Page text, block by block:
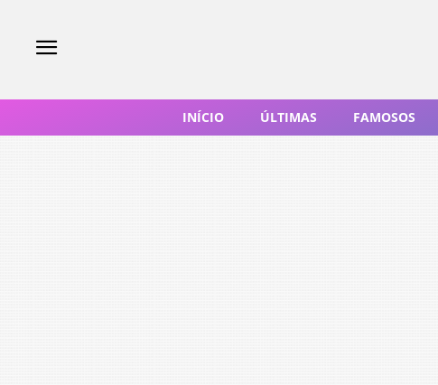
INÍCIO ÚLTIMAS FAMOSOS